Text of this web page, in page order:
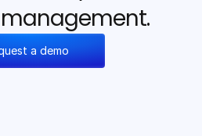
a demo